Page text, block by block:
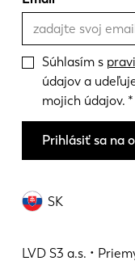
SK
LVD S3 a.s. •
Súhlasím s
údajov a
mojich údajov.
Prihlásiť sa na